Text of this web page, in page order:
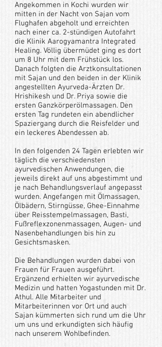
Angekommen in Kochi wurden wir
mitten in der Nacht von Sajan vom
Flughafen abgeholt und erreichten
nach einer ca. 2-stündigen Autofahrt
die Klinik Aarogyamantra Integrated
Healing. Völlig übermüdet ging es dort
um 8 Uhr mit dem Frühstück los.
Danach folgten die Arztkonsultationen
mit Sajan und den beiden in der Klinik
angestellten Ayurveda-Ärzten Dr.
Hrishikesh und Dr. Priya sowie die
ersten Ganzkörperölmassagen. Den
ersten Tag rundeten ein abendlicher
Spaziergang durch die Reisfelder und
ein leckeres Abendessen ab.
In den folgenden 24 Tagen erlebten wir
täglich die verschiedensten
ayurvedischen Anwendungen, die
jeweils direkt auf uns abgestimmt und
je nach Behandlungsverlauf angepasst
wurden. Angefangen mit Ölmassagen,
Ölbädern, Stirngüsse, Ghee-Einnahme
über Reisstempelmassagen, Basti,
Fußreflexzonenmassagen, Augen- und
Nasenbehandlungen bis hin zu
Gesichtsmasken.
Die Behandlungen wurden dabei von
Frauen für Frauen ausgeführt.
Ergänzend erhielten wir ayurvedische
Medizin und hatten Yogastunden mit Dr.
Athul. Alle Mitarbeiter und
Mitarbeiterinnen vor Ort und auch
Sajan kümmerten sich rund um die Uhr
um uns und erkundigten sich häufig
nach unserem Wohlbefinden.